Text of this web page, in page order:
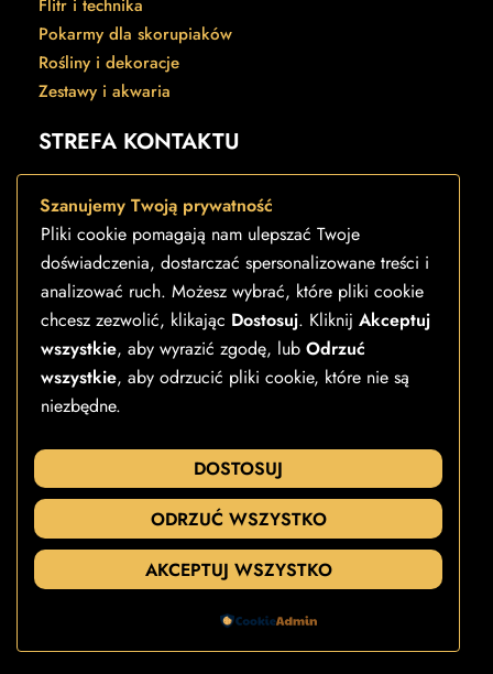
Szanujemy Twoją prywatność
Pliki cookie pomagają nam ulepszać Twoje
doświadczenia, dostarczać spersonalizowane treści i
analizować ruch. Możesz wybrać, które pliki cookie
chcesz zezwolić, klikając Dostosuj. Kliknij Akceptuj
wszystkie, aby wyrazić zgodę, lub Odrzuć
wszystkie, aby odrzucić pliki cookie, które nie są
niezbędne.
DOSTOSUJ
ODRZUĆ WSZYSTKO
AKCEPTUJ WSZYSTKO
Flitr i technika
Pokarmy dla skorupiaków
Rośliny i dekoracje
Zestawy i akwaria
STREFA KONTAKTU
Kontakt
Sklep stacjonarny
Regulamin sklepu
Polityka prywatności
Formularz reklamacji towaru
Formularz reklamacji usługi
Formularz zwrotu online
Pozostałe formularze